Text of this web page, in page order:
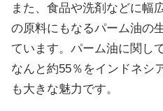
また、食品や洗剤などに幅
の原料にもなるパーム油の
ています。パーム油に関し
なんと約55％をインドネシ
も大きな魅力です。